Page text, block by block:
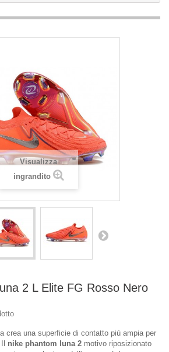
Visualizza
ingrandito
2 L Elite FG Rosso Nero
crea una superficie di contatto più ampia per
nike phantom luna 2 motivo riposizionato